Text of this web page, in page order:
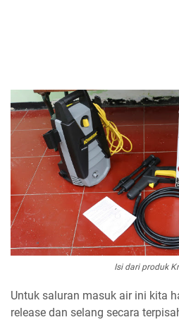
Isi dari produk
Untuk saluran masuk air ini kita
release dan selang secara